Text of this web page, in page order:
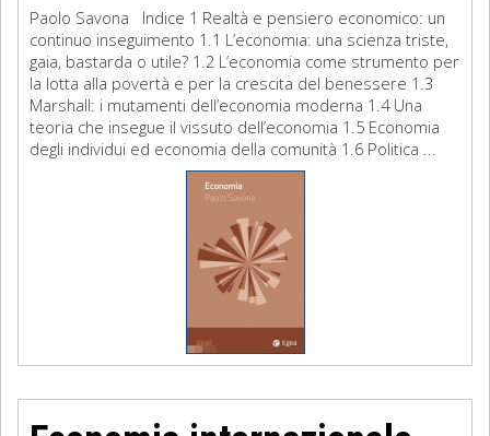
Paolo Savona Indice 1 Realtà e pensiero economico: un
continuo inseguimento 1.1 L’economia: una scienza triste,
gaia, bastarda o utile? 1.2 L’economia come strumento per
la lotta alla povertà e per la crescita del benessere 1.3
Marshall: i mutamenti dell’economia moderna 1.4 Una
teoria che insegue il vissuto dell’economia 1.5 Economia
degli individui ed economia della comunità 1.6 Politica ...